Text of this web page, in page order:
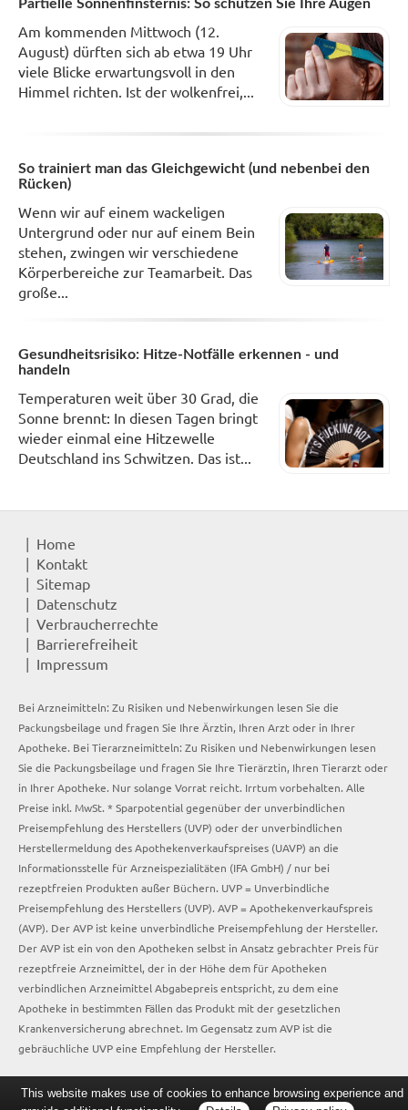
Partielle Sonnenfinsternis: So schützen Sie Ihre Augen
Am kommenden Mittwoch (12.
August) dürften sich ab etwa 19 Uhr
viele Blicke erwartungsvoll in den
Himmel richten. Ist der wolkenfrei,...
So trainiert man das Gleichgewicht (und nebenbei den
Rücken)
Wenn wir auf einem wackeligen
Untergrund oder nur auf einem Bein
stehen, zwingen wir verschiedene
Körperbereiche zur Teamarbeit. Das
große...
Gesundheitsrisiko: Hitze-Notfälle erkennen - und
handeln
Temperaturen weit über 30 Grad, die
Sonne brennt: In diesen Tagen bringt
wieder einmal eine Hitzewelle
Deutschland ins Schwitzen. Das ist...
Home
Kontakt
Sitemap
Datenschutz
Verbraucherrechte
Barrierefreiheit
Impressum
Bei Arzneimitteln: Zu Risiken und Nebenwirkungen lesen Sie die
Packungsbeilage und fragen Sie Ihre Ärztin, Ihren Arzt oder in Ihrer
Apotheke. Bei Tierarzneimitteln: Zu Risiken und Nebenwirkungen lesen
Sie die Packungsbeilage und fragen Sie Ihre Tierärztin, Ihren Tierarzt oder
in Ihrer Apotheke. Nur solange Vorrat reicht. Irrtum vorbehalten. Alle
Preise inkl. MwSt. * Sparpotential gegenüber der unverbindlichen
Preisempfehlung des Herstellers (UVP) oder der unverbindlichen
Herstellermeldung des Apothekenverkaufspreises (UAVP) an die
Informationsstelle für Arzneispezialitäten (IFA GmbH) / nur bei
rezeptfreien Produkten außer Büchern. UVP = Unverbindliche
Preisempfehlung des Herstellers (UVP). AVP = Apothekenverkaufspreis
(AVP). Der AVP ist keine unverbindliche Preisempfehlung der Hersteller.
Der AVP ist ein von den Apotheken selbst in Ansatz gebrachter Preis für
rezeptfreie Arzneimittel, der in der Höhe dem für Apotheken
verbindlichen Arzneimittel Abgabepreis entspricht, zu dem eine
Apotheke in bestimmten Fällen das Produkt mit der gesetzlichen
Krankenversicherung abrechnet. Im Gegensatz zum AVP ist die
gebräuchliche UVP eine Empfehlung der Hersteller.
This website makes use of cookies to enhance browsing experience and